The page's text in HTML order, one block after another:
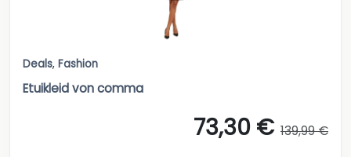
Deals, Fashion
Etuikleid von comma
73,30 € 139,99 €